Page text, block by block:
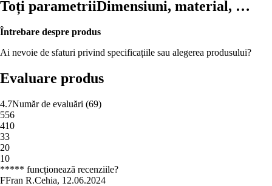
Toți parametriiDimensiuni, material, …
Întrebare despre produs
Ai nevoie de sfaturi privind specificațiile sau alegerea produsului?
Evaluare produs
4.7Număr de evaluări (69)
556
410
33
20
10
***** funcționează recenziile?
FFran R.Cehia, 12.06.2024